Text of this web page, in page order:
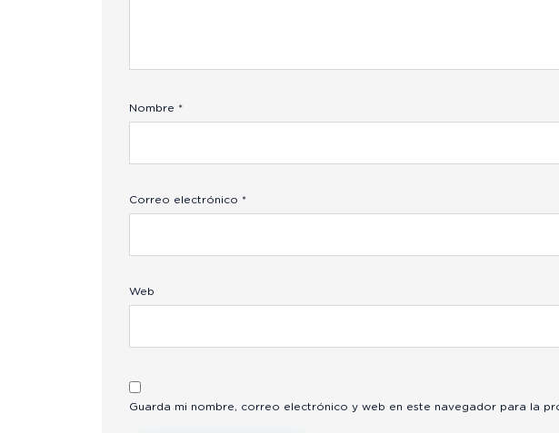
Nombre *
Correo electrónico *
Web
Guarda mi nombre, correo electrónico y web en este navegador para la